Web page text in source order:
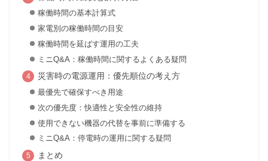
稼働時間の基本計算式
家電別の稼働時間の目安
稼働時間を延ばす運用の工夫
ミニQ&A：稼働時間に関するよくある疑問
災害時の電源運用：優先順位の考え方
最優先で確保すべき用途
次の優先度：快適性と安全性の維持
使用できない機器の代替を事前に準備する
ミニQ&A：停電時の運用に関する疑問
まとめ